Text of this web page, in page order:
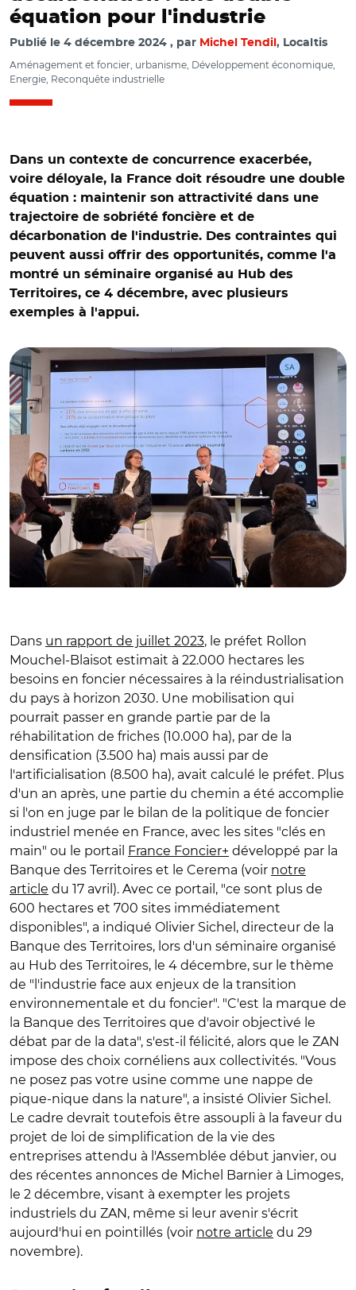
équation pour l'industrie
Publié le 4 décembre 2024 par Michel Tendil , Localtis
Aménagement et foncier, urbanisme, Développement économique,
Energie, Reconquête industrielle
Dans un contexte de concurrence exacerbée,
voire déloyale, la France doit résoudre une double
équation : maintenir son attractivité dans une
trajectoire de sobriété foncière et de
décarbonation de l'industrie. Des contraintes qui
peuvent aussi offrir des opportunités, comme l'a
montré un séminaire organisé au Hub des
Territoires, ce 4 décembre, avec plusieurs
exemples à l'appui.
Dans un rapport de juillet 2023, le préfet Rollon
Mouchel-Blaisot estimait à 22.000 hectares les
besoins en foncier nécessaires à la réindustrialisation
du pays à horizon 2030. Une mobilisation qui
pourrait passer en grande partie par de la
réhabilitation de friches (10.000 ha), par de la
densification (3.500 ha) mais aussi par de
l'artificialisation (8.500 ha), avait calculé le préfet. Plus
d'un an après, une partie du chemin a été accomplie
si l'on en juge par le bilan de la politique de foncier
industriel menée en France, avec les sites "clés en
main" ou le portail France Foncier+ développé par la
Banque des Territoires et le Cerema (voir notre
article du 17 avril). Avec ce portail, "ce sont plus de
600 hectares et 700 sites immédiatement
disponibles", a indiqué Olivier Sichel, directeur de la
Banque des Territoires, lors d'un séminaire organisé
au Hub des Territoires, le 4 décembre, sur le thème
de "l'industrie face aux enjeux de la transition
environnementale et du foncier". "C'est la marque de
la Banque des Territoires que d'avoir objectivé le
débat par de la data", s'est-il félicité, alors que le ZAN
impose des choix cornéliens aux collectivités. "Vous
ne posez pas votre usine comme une nappe de
pique-nique dans la nature", a insisté Olivier Sichel.
Le cadre devrait toutefois être assoupli à la faveur du
projet de loi de simplification de la vie des
entreprises attendu à l'Assemblée début janvier, ou
des récentes annonces de Michel Barnier à Limoges,
le 2 décembre, visant à exempter les projets
industriels du ZAN, même si leur avenir s'écrit
aujourd'hui en pointillés (voir notre article du 29
novembre).